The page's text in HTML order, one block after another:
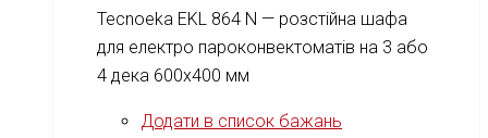
Tecnoeka EKL 864 N — розстійна шафа
для електро пароконвектоматів на 3 або
4 дека 600x400 мм
Додати в список бажань